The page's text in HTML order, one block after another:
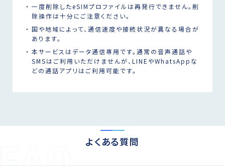
一度削除したeSIMプロファイルは再発行できません。削
除操作は十分にご注意ください。
国や地域によって、通信速度や接続状況が異なる場合が
あります。
本サービスはデータ通信専用です。通常の音声通話や
SMSはご利用いただけませんが、LINEやWhatsAppな
どの通話アプリはご利用可能です。
よくある質問